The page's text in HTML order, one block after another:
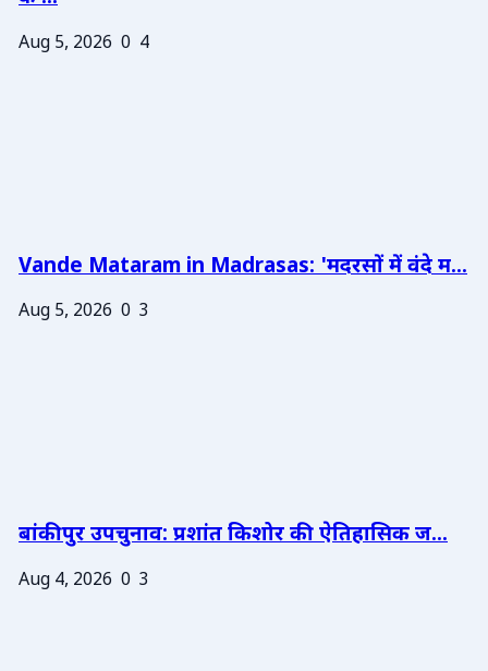
Aug 5, 2026 0 4
Vande Mataram in Madrasas: 'मदरसों में वंदे म...
Aug 5, 2026 0 3
बांकीपुर उपचुनाव: प्रशांत किशोर की ऐतिहासिक ज...
Aug 4, 2026 0 3